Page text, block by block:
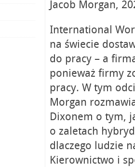
Jacob Morgan,
International
na świecie
do pracy – a
ponieważ firmy
pracy. W tym
Morgan
Dixonem o tym,
o zaletach
dlaczego ludzie
Kierownictwo i